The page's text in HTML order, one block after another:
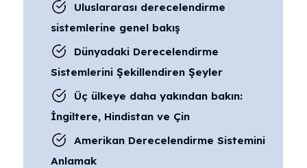
Uluslararası derecelendirme
sistemlerine genel bakış
Dünyadaki Derecelendirme
Sistemlerini Şekillendiren Şeyler
Üç ülkeye daha yakından bakın:
İngiltere, Hindistan ve Çin
Amerikan Derecelendirme Sistemini
Anlamak